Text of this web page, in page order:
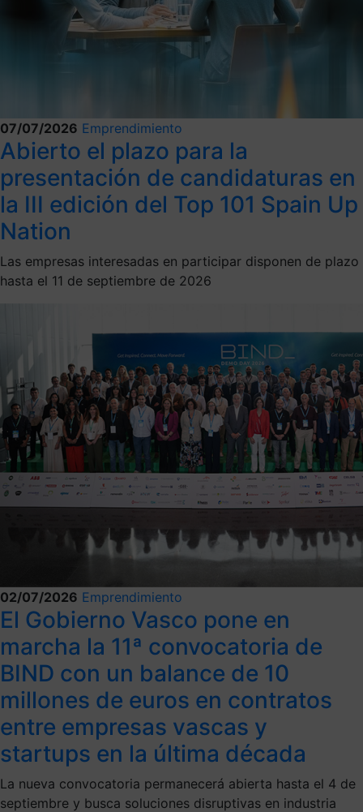
07/07/2026 Emprendimiento
Abierto el plazo para la
presentación de candidaturas en
la III edición del Top 101 Spain Up
Nation
Las empresas interesadas en participar disponen de plazo
hasta el 11 de septiembre de 2026
02/07/2026 Emprendimiento
El Gobierno Vasco pone en
marcha la 11ª convocatoria de
BIND con un balance de 10
millones de euros en contratos
entre empresas vascas y
startups en la última década
La nueva convocatoria permanecerá abierta hasta el 4 de
septiembre y busca soluciones disruptivas en industria